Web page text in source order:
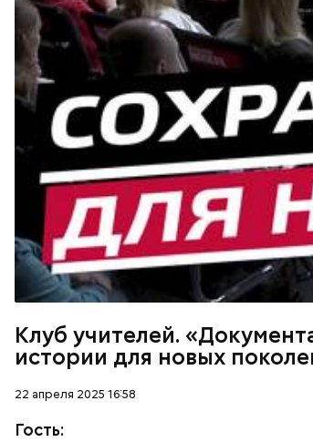
Клуб учителей.
истории для новых
22 апреля 2025 16:58
Гость: